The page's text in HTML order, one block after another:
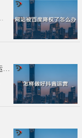
抖音运营：怎样做好抖音运营？抖音短视频运营怎么做的？